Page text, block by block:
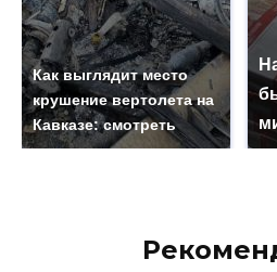
Как выглядит место
крушение вертолета на
Кавказе: смотреть